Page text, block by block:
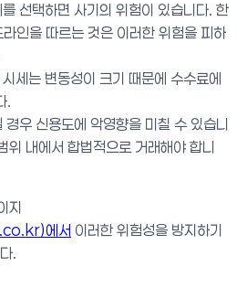
선택하면 사기의 위험이 있습니다. 한
인을 따르는 것은 이러한 위험을 피하
세는 변동성이 크기 때문에 수수료에
.
경우 신용도에 악영향을 미칠 수 있습니
위 내에서 합법적으로 거래해야 합니
지
에서 이러한 위험성을 방지하기
.